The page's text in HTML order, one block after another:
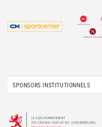
SPONSORS INSTITUTIONNELS